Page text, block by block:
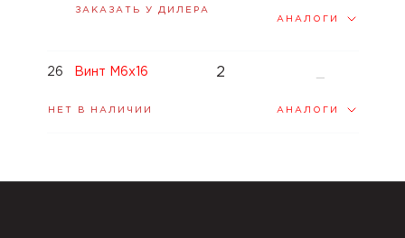
ЗАКАЗАТЬ У ДИЛЕРА
АНАЛОГИ
Винт M6x16 2 —
НЕТ В НАЛИЧИИ АНАЛОГИ
26